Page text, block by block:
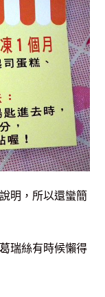
明，所以還蠻簡
瑞絲有時候懶得